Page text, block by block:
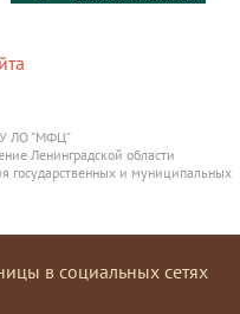
ЛО "МФЦ"
Ленинградской области
государственных и муниципальных
в социальных сетях